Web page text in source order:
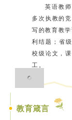
英语教
多次执教的
写的教育教
利结题；省
校级论文，
工。
教育箴言